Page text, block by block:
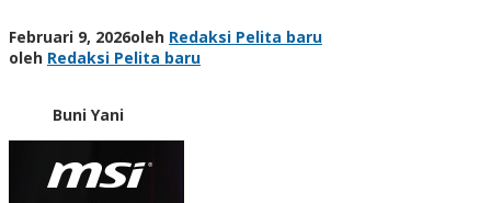
Februari 9, 2026oleh Redaksi Pelita baru
oleh Redaksi Pelita baru
Buni Yani